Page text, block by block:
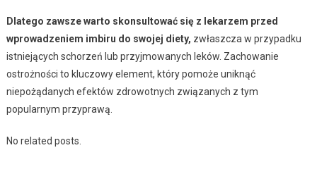
Dlatego zawsze warto skonsultować się z lekarzem przed
wprowadzeniem imbiru do swojej diety, zwłaszcza w przypadku
istniejących schorzeń lub przyjmowanych leków. Zachowanie
ostrożności to kluczowy element, który pomoże uniknąć
niepożądanych efektów zdrowotnych związanych z tym
popularnym przyprawą.
No related posts.